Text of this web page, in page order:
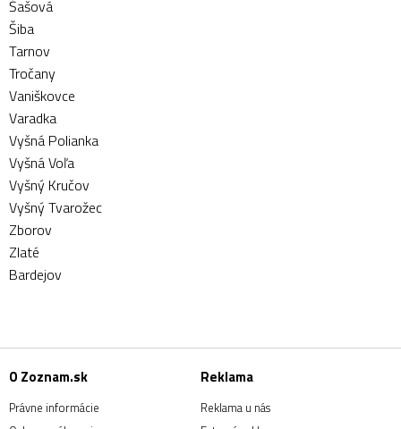
Šašová
Šiba
Tarnov
Tročany
Vaniškovce
Varadka
Vyšná Polianka
Vyšná Voľa
Vyšný Kručov
Vyšný Tvarožec
Zborov
Zlaté
Bardejov
O Zoznam.sk
Právne informácie
Reklama
Reklama u nás